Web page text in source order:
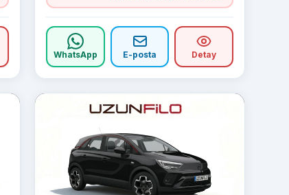
WhatsApp E-posta Detay